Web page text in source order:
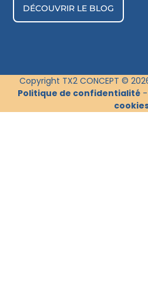
DÉCOUVRIR LE BLOG
Copyright TX2 CONCEPT ©
Politique de confidentialité -